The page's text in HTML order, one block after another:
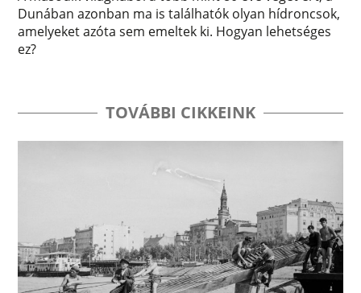
Dunában azonban ma is találhatók olyan hídroncsok,
amelyeket azóta sem emeltek ki. Hogyan lehetséges
ez?
TOVÁBBI CIKKEINK